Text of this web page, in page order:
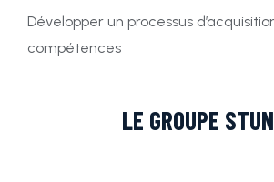
Développer un processus
compétences
LE GROUPE